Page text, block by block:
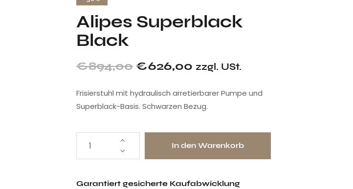
Alipes Superblack
Black
€894,00 €626,00 zzgl. USt.
Frisierstuhl mit hydraulisch arretierbarer Pumpe und
Superblack-Basis. Schwarzen Bezug.
In den Warenkorb
Garantiert gesicherte Kaufabwicklung